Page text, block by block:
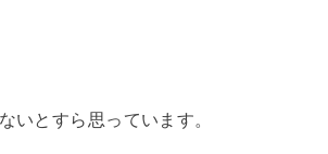
いとすら思っています。